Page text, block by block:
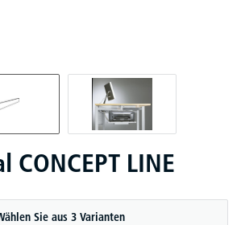
CONCEPT LINE
Sie aus 3 Varianten